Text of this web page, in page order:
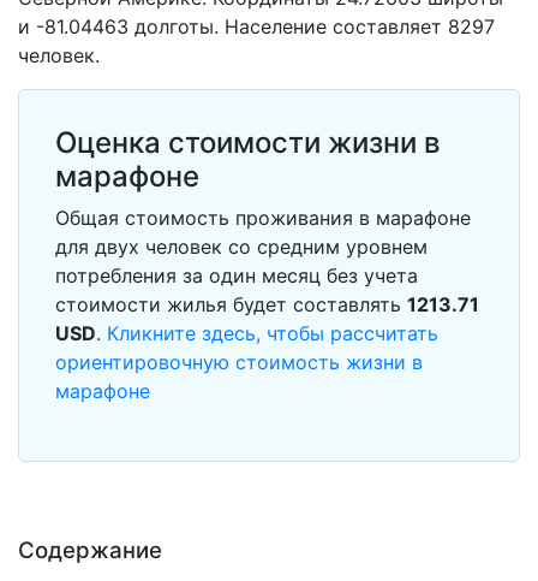
Содержание
и -81.04463 долготы. Население составляет 8297
человек.
Оценка стоимости жизни в
марафоне
Общая стоимость проживания в марафоне
для двух человек со средним уровнем
потребления за один месяц без учета
стоимости жилья будет составлять 1213.71
USD. Кликните здесь, чтобы рассчитать
ориентировочную стоимость жизни в
марафоне